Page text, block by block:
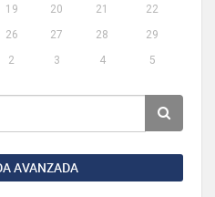
19 20 21
22
26 27 28
29
2 3 4 5
AVANZADA